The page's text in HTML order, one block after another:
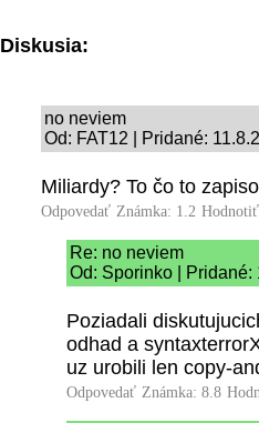
Diskusia:
no neviem
Od: FAT12 | Pridané:
Miliardy? To čo to
Odpovedať Známka: 1.2
Re: no neviem
Od: Sporinko | Pridané:
Poziadali
odhad a
uz urobili len copy-
Odpovedať Známka: 8.8